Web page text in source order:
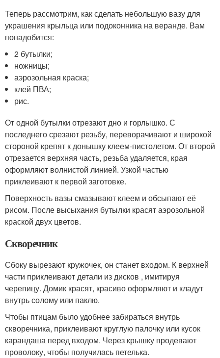
Теперь рассмотрим, как сделать небольшую вазу для
украшения крыльца или подоконника на веранде. Вам
понадобится:
2 бутылки;
ножницы;
аэрозольная краска;
клей ПВА;
рис.
От одной бутылки отрезают дно и горлышко. С
последнего срезают резьбу, переворачивают и широкой
стороной крепят к донышку клеем-пистолетом. От второй
отрезается верхняя часть, резьба удаляется, края
оформляют волнистой линией. Узкой частью
приклеивают к первой заготовке.
Поверхность вазы смазывают клеем и обсыпают её
рисом. После высыхания бутылки красят аэрозольной
краской двух цветов.
Скворечник
Сбоку вырезают кружочек, он станет входом. К верхней
части приклеивают детали из дисков , имитируя
черепицу. Домик красят, красиво оформляют и кладут
внутрь солому или паклю.
Чтобы птицам было удобнее забираться внутрь
скворечника, приклеивают круглую палочку или кусок
карандаша перед входом. Через крышку продевают
проволоку, чтобы получилась петелька.